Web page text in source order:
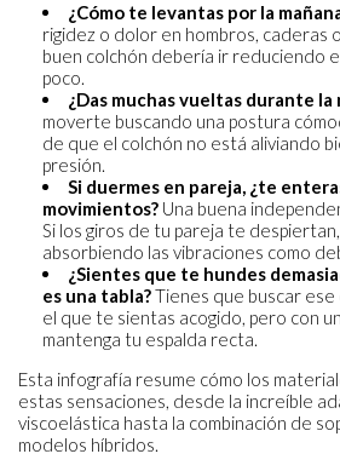
¿Cómo te levantas por la
rigidez o dolor en hombros, caderas
buen colchón debería ir reduciendo
poco.
¿Das muchas vueltas durante la
moverte buscando una postura
de que el colchón no está aliviando
presión.
Si duermes en pareja, ¿te
movimientos? Una buena
Si los giros de tu pareja te
absorbiendo las vibraciones como
¿Sientes que te hundes
es una tabla?Tienes que buscar
el que te sientas acogido, pero con
mantenga tu espalda recta.
Esta infografía resume cómo los
estas sensaciones, desde la increíble
viscoelástica hasta la combinación de
modelos híbridos.